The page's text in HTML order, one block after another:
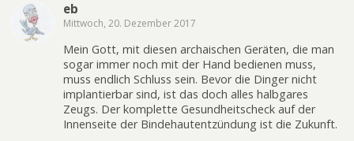
eb
Mittwoch, 20. Dezember 2017
Mein Gott, mit diesen archaischen Geräten, die man
sogar immer noch mit der Hand bedienen muss,
muss endlich Schluss sein. Bevor die Dinger nicht
implantierbar sind, ist das doch alles halbgares
Zeugs. Der komplette Gesundheitscheck auf der
Innenseite der Bindehautentzündung ist die Zukunft.